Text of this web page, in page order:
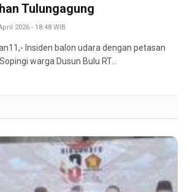
Tulungagung
2026 - 18:48 WIB
Insiden balon udara dengan petasan
warga Dusun Bulu RT…